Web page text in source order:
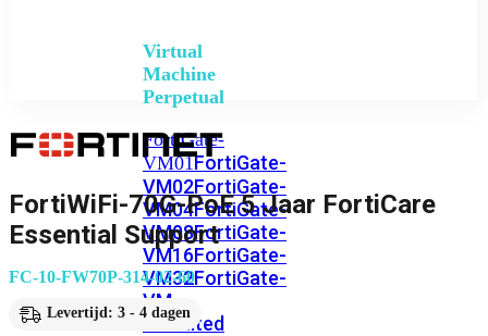
Virtual
Machine
Perpetual
FortiGate-
VM01FortiGate-
VM02FortiGate-
VM04FortiGate-
VM08FortiGate-
VM16FortiGate-
VM32FortiGate-
VM
Unlimited
FortiWiFi-70G-PoE 5 Jaar FortiCare
Essential Support
FC-10-FW70P-314-02-60
Levertijd: 3 - 4 dagen